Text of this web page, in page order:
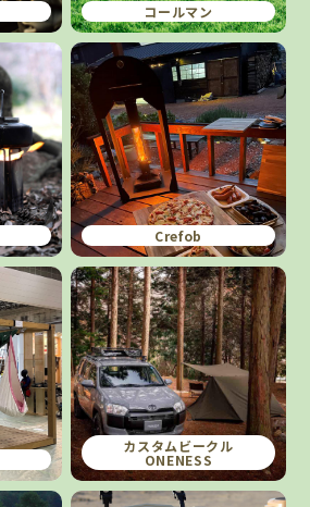
コールマン
Crefob
カスタムビークル
ONENESS